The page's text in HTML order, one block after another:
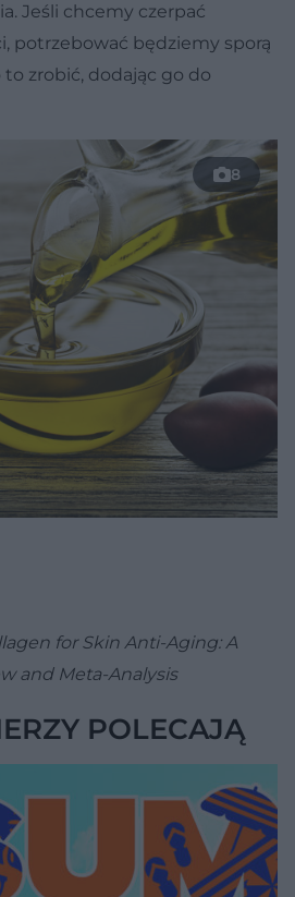
Jeśli chcemy czerpać
potrzebować będziemy sporą
zrobić, dodając go do
8
for Skin Anti-Aging: A
and Meta-Analysis
POLECAJĄ